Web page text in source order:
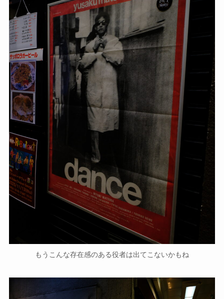
もうこんな存在感のある役者は出てこないかもね